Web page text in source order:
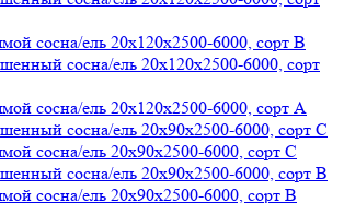
сосна/ель 20х120х2500-6000, сорт В
сосна/ель 20х120х2500-6000, сорт
сосна/ель 20х120х2500-6000, сорт А
сосна/ель 20х90х2500-6000, сорт C
сосна/ель 20х90х2500-6000, сорт C
сосна/ель 20х90х2500-6000, сорт В
сосна/ель 20х90х2500-6000, сорт В